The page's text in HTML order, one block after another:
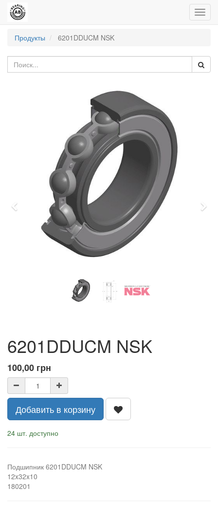
Продукты
6201DDUCM NSK
Previous
6201DDUCM NSK
100,00 грн
Добавить в корзину
24 шт. доступно
Подшипник 6201DDUCM NSK
12x32x10
180201